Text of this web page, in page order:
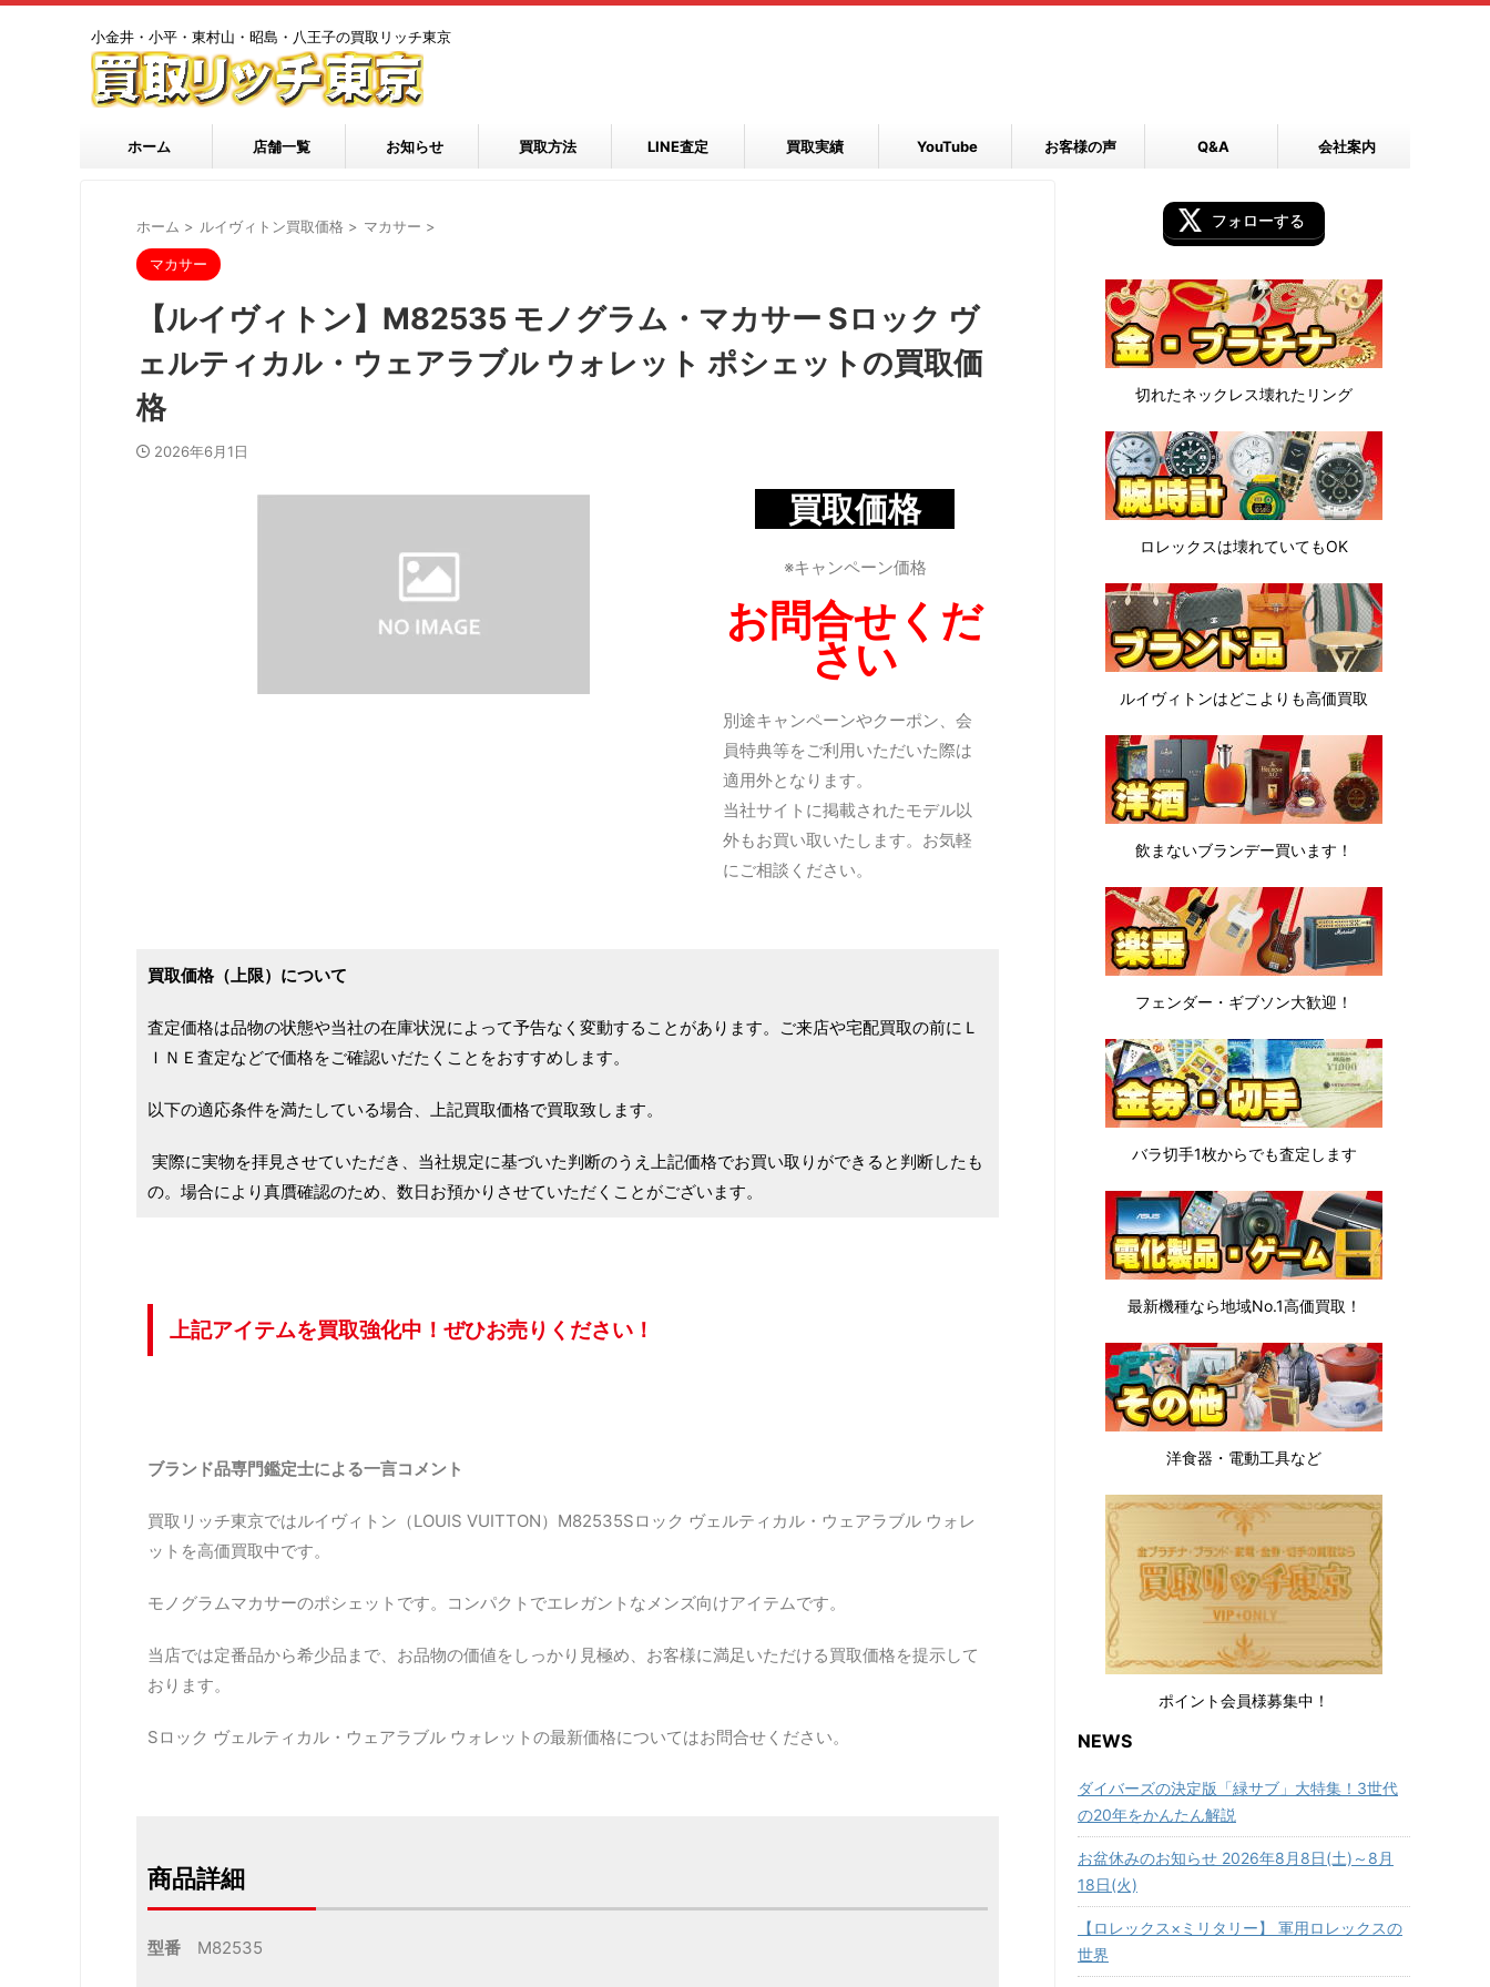
小金井・小平・東村山・昭島・八王子の買取リッチ東京
ホーム 店舗一覧 お知らせ 買取方法 LINE査定 買取実績 YouTube お客様の声 Q&A 会社案内
ホーム > ルイヴィトン買取価格 > マカサー >
マカサー
【ルイヴィトン】M82535 モノグラム・マカサー Sロック ヴ
ェルティカル・ウェアラブル ウォレット ポシェットの買取価
格
2026年6月1日
買取価格
※キャンペーン価格
お問合せくだ
さい
別途キャンペーンやクーポン、会
員特典等をご利用いただいた際は
適用外となります。
当社サイトに掲載されたモデル以
外もお買い取いたします。お気軽
にご相談ください。
買取価格（上限）について
査定価格は品物の状態や当社の在庫状況によって予告なく変動することがあります。ご来店や宅配買取の前にＬ
ＩＮＥ査定などで価格をご確認いだたくことをおすすめします。
以下の適応条件を満たしている場合、上記買取価格で買取致します。
実際に実物を拝見させていただき、当社規定に基づいた判断のうえ上記価格でお買い取りができると判断したも
の。場合により真贋確認のため、数日お預かりさせていただくことがございます。
上記アイテムを買取強化中！ぜひお売りください！
ブランド品専門鑑定士による一言コメント
買取リッチ東京ではルイヴィトン（LOUIS VUITTON）M82535Sロック ヴェルティカル・ウェアラブル ウォレ
ットを高価買取中です。
モノグラムマカサーのポシェットです。コンパクトでエレガントなメンズ向けアイテムです。
当店では定番品から希少品まで、お品物の価値をしっかり見極め、お客様に満足いただける買取価格を提示して
おります。
Sロック ヴェルティカル・ウェアラブル ウォレットの最新価格についてはお問合せください。
商品詳細
型番 M82535
フォローする
切れたネックレス壊れたリング
ロレックスは壊れていてもOK
ルイヴィトンはどこよりも高価買取
飲まないブランデー買います！
フェンダー・ギブソン大歓迎！
バラ切手1枚からでも査定します
最新機種なら地域No.1高価買取！
洋食器・電動工具など
ポイント会員様募集中！
NEWS
ダイバーズの決定版「緑サブ」大特集！3世代
の20年をかんたん解説
お盆休みのお知らせ 2026年8月8日(土)～8月
18日(火)
【ロレックス×ミリタリー】 軍用ロレックスの
世界